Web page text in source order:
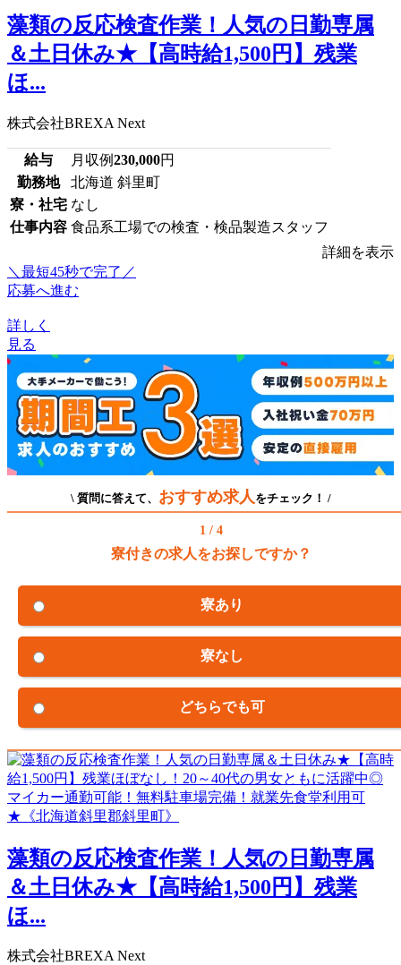
藻類の反応検査作業！人気の日勤専属
＆土日休み★【高時給1,500円】残業
ほ...
株式会社BREXA Next
給与 月収例230,000円
勤務地
北海道 斜里町
寮・社宅 なし
仕事内容 食品系工場での検査・検品製造スタッフ
詳細を表示
＼最短45秒で完了／
応募へ進む
詳しく
見る
\ 質問に答えて、 おすすめ求人 をチェック！ /
1 / 4
寮付きの求人をお探しですか？
寮あり
寮なし
どちらでも可
藻類の反応検査作業！人気の日勤専属
＆土日休み★【高時給1,500円】残業
ほ...
株式会社BREXA Next